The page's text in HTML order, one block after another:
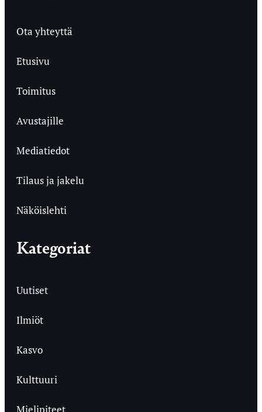
Ota yhteyttä
Etusivu
Toimitus
Avustajille
Mediatiedot
Tilaus ja jakelu
Näköislehti
Kategoriat
Uutiset
Ilmiöt
Kasvo
Kulttuuri
Mielipiteet